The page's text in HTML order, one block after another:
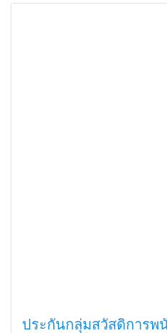
ประกันกลุ่มสวัสดิการพ